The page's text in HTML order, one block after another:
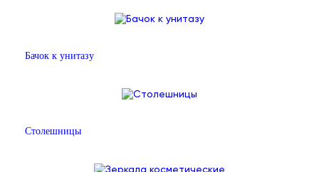
Бачок к унитазу
Столешницы